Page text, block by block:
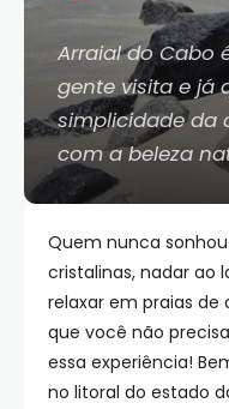
Arraial do Cabo
gente visita e já
simplicidade da
com a beleza
Quem nunca
cristalinas, nadar ao
relaxar em praias de
que você não
essa experiência!
no litoral do estado